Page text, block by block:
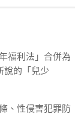
福利法」合併為
說的「兒少
、性侵害犯罪防